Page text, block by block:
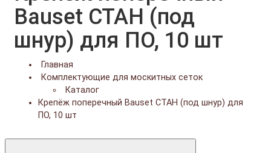
Bauset СТАН (под
шнур) для ПО, 10 шт
Главная
Комплектующие для москитных сеток
Каталог
Крепёж поперечный Bauset СТАН (под шнур) для
ПО, 10 шт